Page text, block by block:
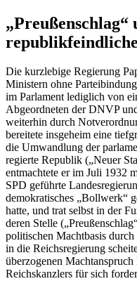
Die kurzlebige Regierung
Ministern ohne
im Parlament lediglich von
Abgeordneten der DNVP
weiterhin durch
bereitete insgeheim eine
die Umwandlung der
regierte Republik („Neuer
entmachtete er im Juli 1932
SPD geführte
demokratisches „Bollwerk“
hatte, und trat selbst in der
deren Stelle
politischen Machtbasis
in die Reichsregierung
überzogenen
Reichskanzlers für sich